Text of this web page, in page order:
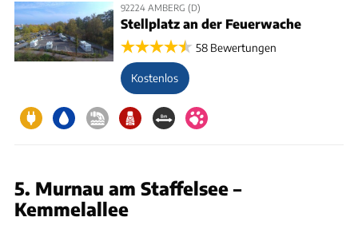
92224 AMBERG (D)
Stellplatz an der Feuerwache
58 Bewertungen
Kostenlos
5. Murnau am Staffelsee –
Kemmelallee